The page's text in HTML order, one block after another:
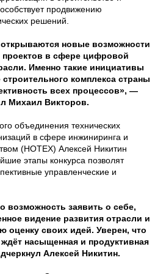
продвижению
решений.
новые возможности
проектов в сфере цифровой
Именно такие инициативы
комплекса страны
всех процессов», —
Михаил Викторов.
объединения технических
в сфере инжиниринга и
(НОТЕХ) Алексей Никитин
этапы конкурса позволят
управленческие и
возможность заявить о себе,
видение развития отрасли и
оценку своих идей. Уверен, что
насыщенная и продуктивная
Алексей Никитин.